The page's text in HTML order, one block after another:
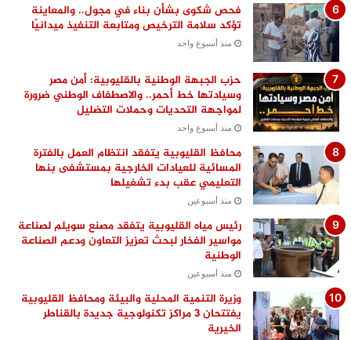
فحص شكوى بشأن بناء في مجول.. والمعاينة
تؤكد سلامة الترخيص ومتابعة التنفيذ ميدانيًا
منذ أسبوع واحد
حزب الجبهة الوطنية بالقليوبية: أمن مصر
وسيادتها خط أحمر.. والاصطفاف الوطني ضرورة
لمواجهة التحديات وحملات التضليل
منذ أسبوع واحد
محافظ القليوبية يتفقد انتظام العمل بالفترة
المسائية للعيادات الخارجية بمستشفى بنها
التعليمي عقب بدء تشغيلها
منذ أسبوعين
رئيس مياه القليوبية يتفقد مصنع سويلم لصناعة
مواسير الفخار لبحث تعزيز التعاون ودعم الصناعة
الوطنية
منذ أسبوعين
وزيرة التنمية المحلية والبيئة ومحافظ القليوبية
يفتتحان 3 مراكز تكنولوجية جديدة بالقناطر
الخيرية